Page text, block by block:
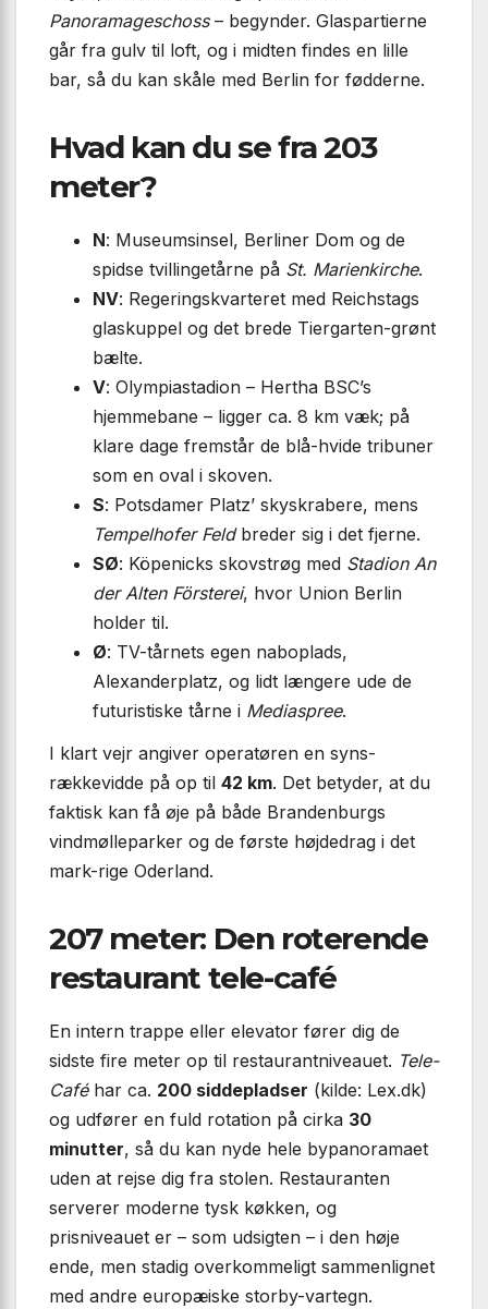
Panoramageschoss– begynder. Glaspartierne
går fra gulv til loft, og i midten findes en lille
bar, så du kan skåle med Berlin for fødderne.
Hvad kan du se fra 203
meter?
N: Museumsinsel, Berliner Dom og de
spidse tvillingetårne på St. Marienkirche.
NV: Regeringskvarteret med Reichstags
glaskuppel og det brede Tiergarten-grønt
bælte.
V: Olympiastadion – Hertha BSC’s
hjemmebane – ligger ca. 8 km væk; på
klare dage fremstår de blå-hvide tribuner
som en oval i skoven.
S: Potsdamer Platz’ skyskrabere, mens
Tempelhofer Feldbreder sig i det fjerne.
SØ: Köpenicks skovstrøg med Stadion An
der Alten Försterei, hvor Union Berlin
holder til.
Ø: TV-tårnets egen naboplads,
Alexanderplatz, og lidt længere ude de
futuristiske tårne i Mediaspree.
I klart vejr angiver operatøren en syns-
rækkevidde på op til 42 km. Det betyder, at du
faktisk kan få øje på både Brandenburgs
vindmølleparker og de første højdedrag i det
mark-rige Oderland.
207 meter: Den roterende
restaurant tele-café
En intern trappe eller elevator fører dig de
sidste fire meter op til restaurantniveauet. Tele-
Caféhar ca. 200 siddepladser (kilde: Lex.dk)
og udfører en fuld rotation på cirka 30
minutter, så du kan nyde hele bypanoramaet
uden at rejse dig fra stolen. Restauranten
serverer moderne tysk køkken, og
prisniveauet er – som udsigten – i den høje
ende, men stadig overkommeligt sammenlignet
med andre europæiske storby-vartegn.